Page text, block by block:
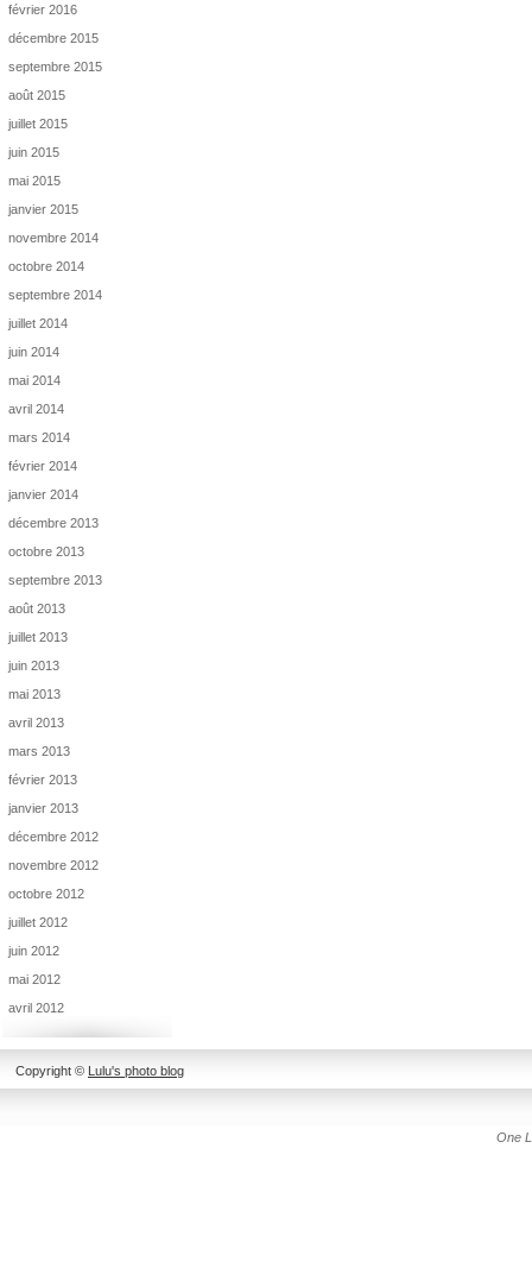
février 2016
décembre 2015
septembre 2015
août 2015
juillet 2015
juin 2015
mai 2015
janvier 2015
novembre 2014
octobre 2014
septembre 2014
juillet 2014
juin 2014
mai 2014
avril 2014
mars 2014
février 2014
janvier 2014
décembre 2013
octobre 2013
septembre 2013
août 2013
juillet 2013
juin 2013
mai 2013
avril 2013
mars 2013
février 2013
janvier 2013
décembre 2012
novembre 2012
octobre 2012
juillet 2012
juin 2012
mai 2012
avril 2012
Copyright © Lulu's photo blog
One